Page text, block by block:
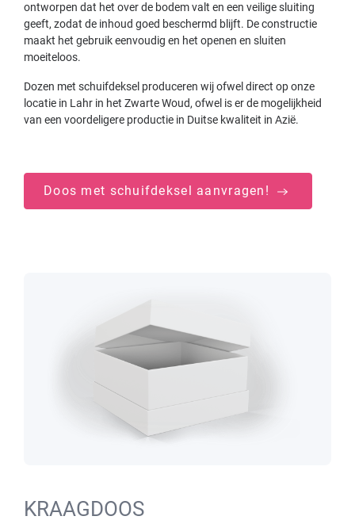
ontworpen dat het over de bodem valt en een veilige sluiting
geeft, zodat de inhoud goed beschermd blijft. De constructie
maakt het gebruik eenvoudig en het openen en sluiten
moeiteloos.
Dozen met schuifdeksel produceren wij ofwel direct op onze
locatie in Lahr in het Zwarte Woud, ofwel is er de mogelijkheid
van een voordeligere productie in Duitse kwaliteit in Azië.
Doos met schuifdeksel aanvragen!
KRAAGDOOS